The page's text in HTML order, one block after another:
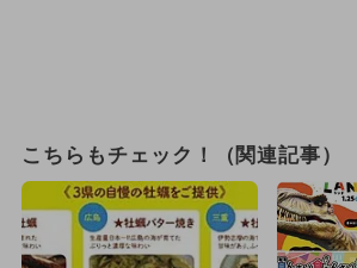
こちらもチェック！（関連記事）